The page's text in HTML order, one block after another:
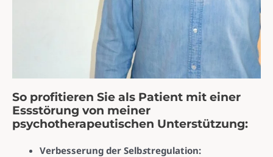
So profitieren Sie als Patient mit einer
Essstörung von meiner
psychotherapeutischen Unterstützung:
Verbesserung der Selbstregulation: